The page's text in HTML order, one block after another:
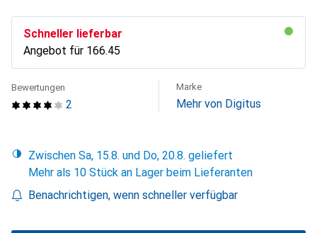
Schneller lieferbar
Angebot für CHF
166.45
2
Bewertungen Marke
Mehr von Digitus
Zwischen Sa, 15.8. und Do, 20.8. geliefert
Mehr als 10 Stück an Lager beim Lieferanten
Benachrichtigen, wenn schneller verfügbar